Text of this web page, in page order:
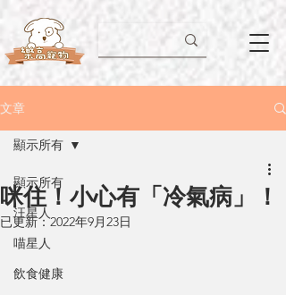
文章
顯示所有
汪星人
喵星人
飲食健康
顯示所有
咪住！小心有「冷氣病」！
已更新：2022年9月23日